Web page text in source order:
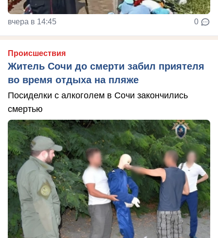
вчера в 14:45 0
Происшествия
Житель Сочи до смерти забил приятеля
во время отдыха на пляже
Посиделки с алкоголем в Сочи закончились
смертью